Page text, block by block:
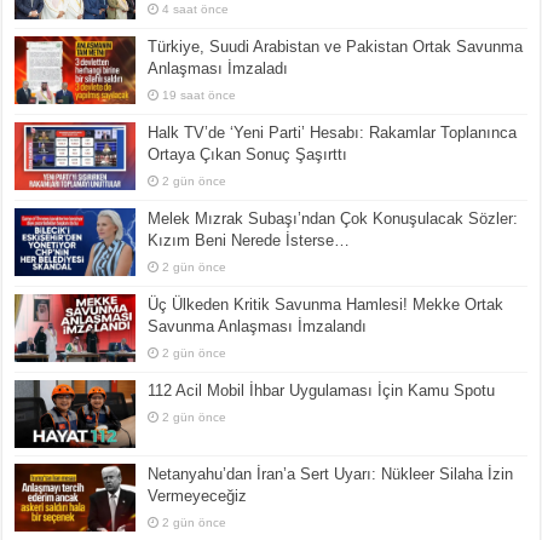
4 saat önce
Türkiye, Suudi Arabistan ve Pakistan Ortak Savunma
Anlaşması İmzaladı
19 saat önce
Halk TV’de ‘Yeni Parti’ Hesabı: Rakamlar Toplanınca
Ortaya Çıkan Sonuç Şaşırttı
2 gün önce
Melek Mızrak Subaşı’ndan Çok Konuşulacak Sözler:
Kızım Beni Nerede İsterse…
2 gün önce
Üç Ülkeden Kritik Savunma Hamlesi! Mekke Ortak
Savunma Anlaşması İmzalandı
2 gün önce
112 Acil Mobil İhbar Uygulaması İçin Kamu Spotu
2 gün önce
Netanyahu’dan İran’a Sert Uyarı: Nükleer Silaha İzin
Vermeyeceğiz
2 gün önce